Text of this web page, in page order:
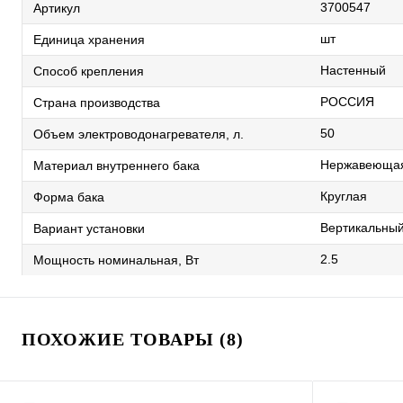
Артикул 3700547
Единица хранения шт
Способ крепления Настенный
Страна производства РОССИЯ
Объем электроводонагревателя, л. 50
Материал внутреннего бака
Форма бака Круглая
Вариант установки Вертикальный
Мощность номинальная, Вт 2.5
ПОХОЖИЕ ТОВАРЫ (8)